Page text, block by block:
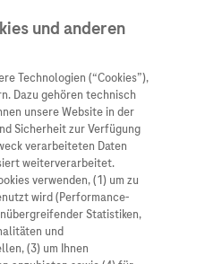
Unternehmen
Übersicht
Wer wir sind
Was uns antreibt
Innovation
Übersicht
Forschung
Übersicht
Unser Service für
Arzneimittel
Übersicht
Diagnostik
und anderen
Technologien (“Cookies”),
Dazu gehören technisch
unsere Website in der
Sicherheit zur Verfügung
verarbeiteten Daten
weiterverarbeitet.
verwenden, (1) um zu
wird (Performance-
Statistiken,
und
(3) um Ihnen